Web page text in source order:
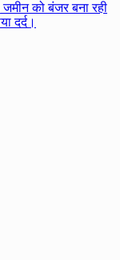
को बंजर बना रही
दर्द।